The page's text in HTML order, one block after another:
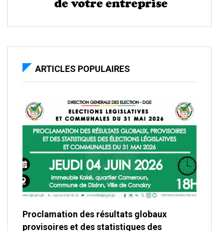
ARTICLES POPULAIRES
Proclamation des résultats globaux
provisoires et des statistiques des